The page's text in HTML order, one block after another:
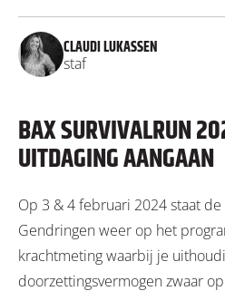
CLAUDI LUKASSEN
staf
BAX SURVIVALRUN
UITDAGING AANGAAN
Op 3 & 4 februari 2024 staat de
Gendringen weer op het
krachtmeting waarbij je
doorzettingsvermogen zwaar